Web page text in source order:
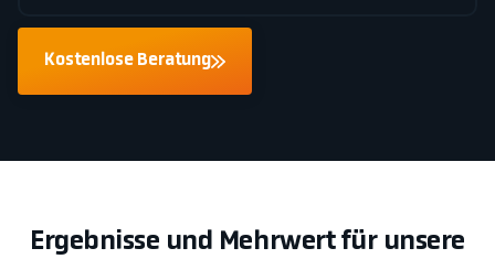
Kostenlose Beratung
Ergebnisse und Mehrwert für unsere